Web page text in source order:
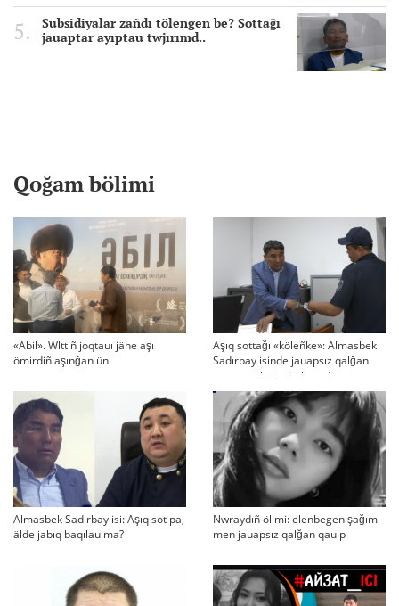
Subsidiyalar zañdı tölengen be? Sottağı
jauaptar ayıptau twjırımd..
Qoğam bölimi
«Äbil». Wlttıñ joqtauı jäne aşı
ömirdiñ aşınğan üni
Aşıq sottağı «köleñke»: Almasbek
Sadırbay isinde jauapsız qalğan
swraqtar köbeyip baradı
Almasbek Sadırbay isi: Aşıq sot pa,
älde jabıq baqılau ma?
Nwraydıñ ölimi: elenbegen şağım
men jauapsız qalğan qauip